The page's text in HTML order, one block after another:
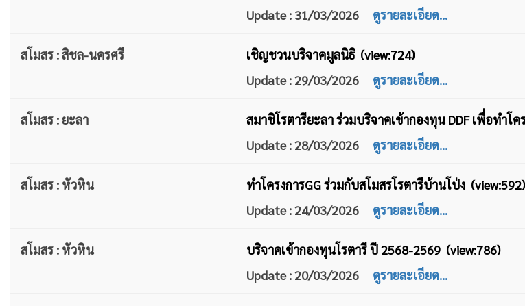
Update : 31/03/2026 ดูรายละเอียด...
สโมสร : สิชล-นครศรี
เชิญชวนบริจาคมูลนิธิ (view:724)
Update : 29/03/2026 ดูรายละเอียด...
สโมสร : ยะลา
สมาชิโรตารียะลา ร่วมบริจาคเข้ากองทุน DDF เพื่อทำโ
Update : 28/03/2026 ดูรายละเอียด...
สโมสร : หัวหิน
ทำโครงการGG ร่วมกับสโมสรโรตารีบ้านโป่ง (view:592)
Update : 24/03/2026 ดูรายละเอียด...
สโมสร : หัวหิน
บริจาคเข้ากองทุนโรตารี ปี 2568-2569 (view:786)
Update : 20/03/2026 ดูรายละเอียด...